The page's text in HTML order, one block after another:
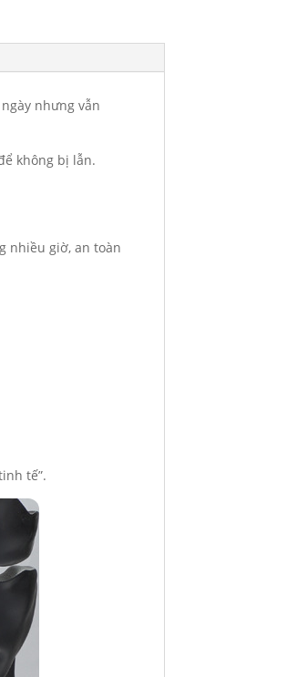
nhưng vẫn
không bị lẫn.
nhiều giờ, an toàn
tế”.